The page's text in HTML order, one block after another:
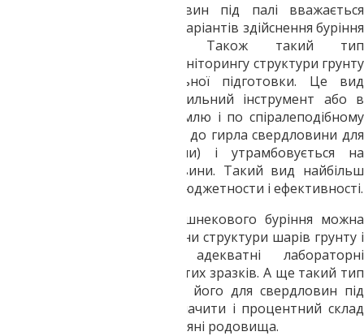
Шнекове буріння свердловин під палі вважається
одним із самих бюджетних варіантів здійснення буріння
свердловин під палі. Також такий тип
використовується під час моніторингу структури грунту
в контексті передбудівельної підготовки. Це вид
буріння, при якому свердлильний інструмент або в
народі бур, врізається в землю і по спіралеподібному
стрижню грунт піднімається до гирла свердловини для
палі (початок свердловини) і утрамбовується на
поверхні навколо свердловини. Такий вид найбільш
оптимальний з точки зору бюджетности і ефективності.
Крім того, за допомогою шнекового буріння можна
детально прослідкувати зміни структури шарів грунту і
отримати максимально адекватні лабораторні
результати після аналізу взятих зразків. А ще такий тип
буріння, крім використання його для свердловин під
палі, також допомагає визначити і процентний склад
грунту, і щоб вивідати крейдяні родовища.